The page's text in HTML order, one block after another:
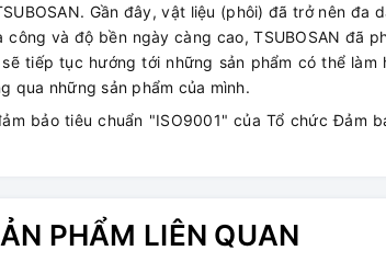
Gần đây, vật liệu (phôi) đã trở nên đa
và độ bền ngày càng cao, TSUBOSAN đã
tiếp tục hướng tới những sản phẩm có thể làm
qua những sản phẩm của mình.
bảo tiêu chuẩn "ISO9001" của Tổ chức Đảm
PHẨM LIÊN QUAN